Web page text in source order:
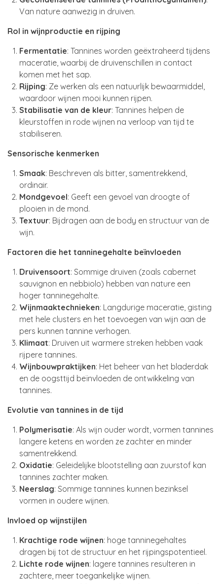
Van nature aanwezig in druiven.
Rol in wijnproductie en rijping
Fermentatie: Tannines worden geëxtraheerd tijdens
maceratie, waarbij de druivenschillen in contact
komen met het sap.
Rijping: Ze werken als een natuurlijk bewaarmiddel,
waardoor wijnen mooi kunnen rijpen.
Stabilisatie van de kleur: Tannines helpen de
kleurstoffen in rode wijnen na verloop van tijd te
stabiliseren.
Sensorische kenmerken
Smaak: Beschreven als bitter, samentrekkend,
ordinair.
Mondgevoel: Geeft een gevoel van droogte of
plooien in de mond.
Textuur: Bijdragen aan de body en structuur van de
wijn.
Factoren die het tanninegehalte beïnvloeden
Druivensoort: Sommige druiven (zoals cabernet
sauvignon en nebbiolo) hebben van nature een
hoger tanninegehalte.
Wijnmaaktechnieken: Langdurige maceratie, gisting
met hele clusters en het toevoegen van wijn aan de
pers kunnen tannine verhogen.
Klimaat: Druiven uit warmere streken hebben vaak
rijpere tannines.
Wijnbouwpraktijken: Het beheer van het bladerdak
en de oogsttijd beïnvloeden de ontwikkeling van
tannines.
Evolutie van tannines in de tijd
Polymerisatie: Als wijn ouder wordt, vormen tannines
langere ketens en worden ze zachter en minder
samentrekkend.
Oxidatie: Geleidelijke blootstelling aan zuurstof kan
tannines zachter maken.
Neerslag: Sommige tannines kunnen bezinksel
vormen in oudere wijnen.
Invloed op wijnstijlen
Krachtige rode wijnen: hoge tanninegehaltes
dragen bij tot de structuur en het rijpingspotentieel.
Lichte rode wijnen: lagere tannines resulteren in
zachtere, meer toegankelijke wijnen.